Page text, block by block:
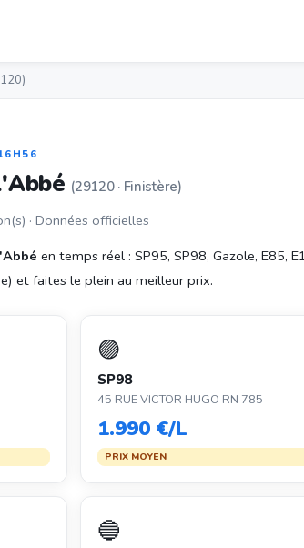
(29120 · Finistère)
· Données officielles
en temps réel : SP95, SP98, Gazole, E85,
et faites le plein au meilleur prix.
🟣
SP98
45 RUE VICTOR HUGO RN 785
1.990 €/L
PRIX MOYEN
🔵